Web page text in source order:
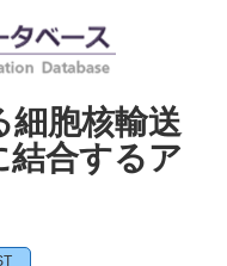
細胞核輸送
結合するア